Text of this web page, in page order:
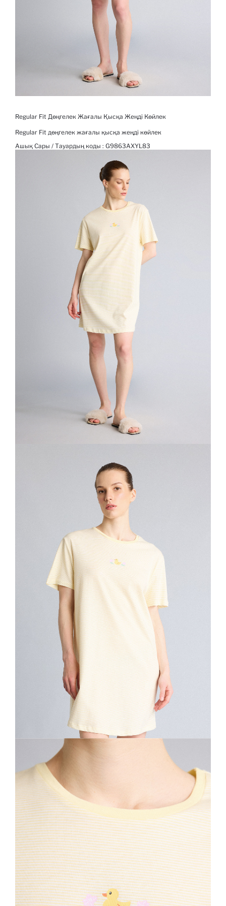
Regular Fit Дөңгелек Жағалы Қысқа Жеңді Көйлек
Regular Fit дөңгелек жағалы қысқа жеңді көйлек
Ашық Сары / Тауардың коды : G9863AXYL83